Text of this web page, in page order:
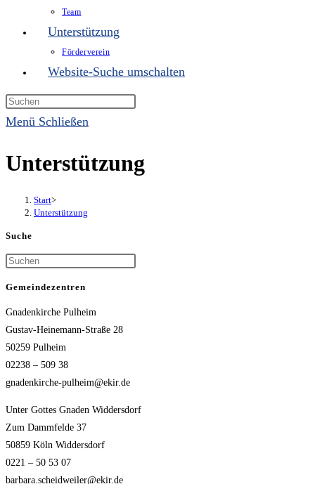
Team
Unterstützung
Förderverein
Website-Suche umschalten
Menü Schließen
Unterstützung
Start>
Unterstützung
Suche
Gemeindezentren
Gnadenkirche Pulheim
Gustav-Heinemann-Straße 28
50259 Pulheim
02238 – 509 38
gnadenkirche-pulheim@ekir.de
Unter Gottes Gnaden Widdersdorf
Zum Dammfelde 37
50859 Köln Widdersdorf
0221 – 50 53 07
barbara.scheidweiler@ekir.de